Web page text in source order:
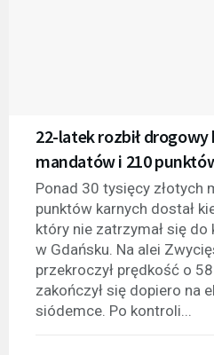
22-latek rozbił drogowy
mandatów i 210
Ponad 30 tysięcy złotych
punktów karnych dostał
który nie zatrzymał się
w Gdańsku. Na alei
przekroczył prędkość o
zakończył się dopiero na
siódemce. Po kontroli...